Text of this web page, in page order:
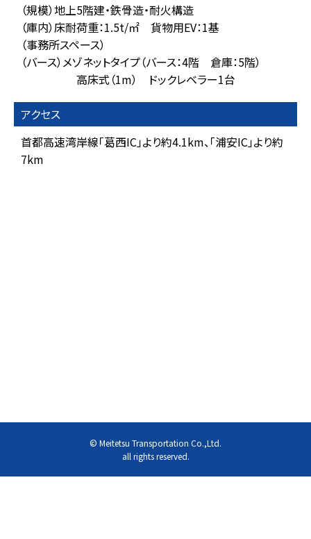
（規模）地上5階建・鉄骨造・耐火構造
（庫内）床耐荷重：1.5t/㎡ 貨物用EV：1基
（事務所スペース）
（バース）メゾネットタイプ（バース：4階 倉庫：5階）
高床式（1m） ドックレベラー1台
アクセス
首都高速湾岸線「葛西IC」より約4.1km、「浦安IC」より約
7km
© Meitetsu Transportation Co.,Ltd.
all rights reserved.